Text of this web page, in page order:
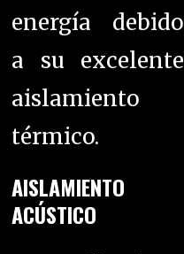
energía debido
a su excelente
aislamiento
térmico.
AISLAMIENTO
ACÚSTICO